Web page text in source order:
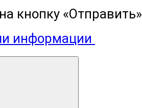
кнопку
информации